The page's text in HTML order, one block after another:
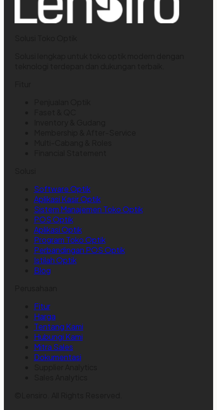
Software Optik
Aplikasi Kasir Optik
Sistem Manajemen Toko Optik
POS Optik
Aplikasi Optik
Program Toko Optik
Perbandingan POS Optik
Istilah Optik
Blog
Fitur
Harga
Tentang Kami
Hubungi Kami
Mitra Sales
Dokumentasi